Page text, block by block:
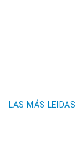
LAS MÁS LEIDAS